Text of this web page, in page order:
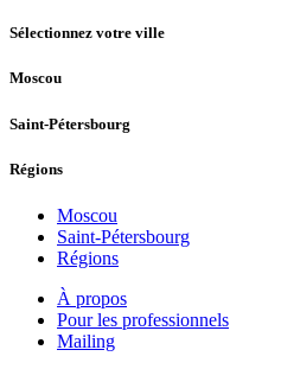
Sélectionnez votre ville
Moscou
Saint-Pétersbourg
Régions
Moscou
Saint-Pétersbourg
Régions
À propos
Pour les professionnels
Mailing